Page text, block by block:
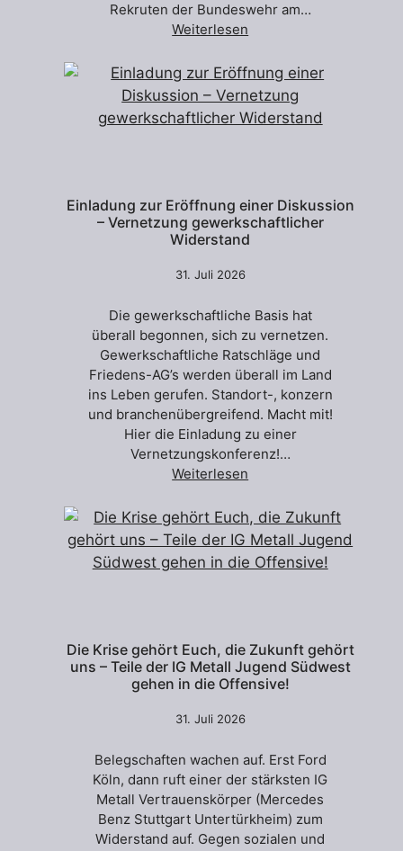
Rekruten der Bundeswehr am…
Weiterlesen
Einladung zur Eröffnung einer Diskussion
– Vernetzung gewerkschaftlicher
Widerstand
31. Juli 2026
Die gewerkschaftliche Basis hat
überall begonnen, sich zu vernetzen.
Gewerkschaftliche Ratschläge und
Friedens-AG’s werden überall im Land
ins Leben gerufen. Standort-, konzern
und branchenübergreifend. Macht mit!
Hier die Einladung zu einer
Vernetzungskonferenz!…
Weiterlesen
Die Krise gehört Euch, die Zukunft gehört
uns – Teile der IG Metall Jugend Südwest
gehen in die Offensive!
31. Juli 2026
Belegschaften wachen auf. Erst Ford
Köln, dann ruft einer der stärksten IG
Metall Vertrauenskörper (Mercedes
Benz Stuttgart Untertürkheim) zum
Widerstand auf. Gegen sozialen und